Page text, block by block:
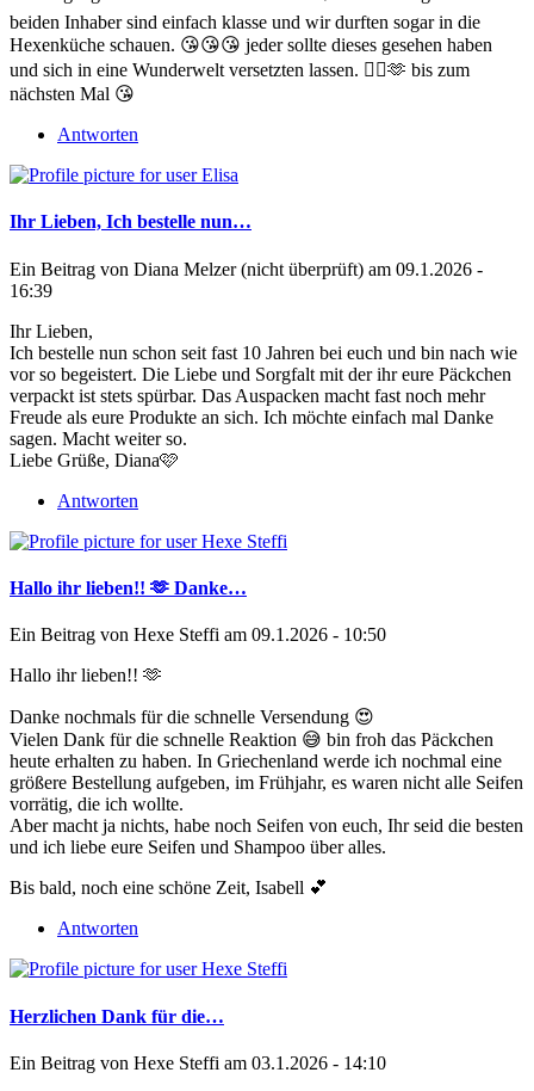
beiden Inhaber sind einfach klasse und wir durften sogar in die
Hexenküche schauen. 😘😘😘 jeder sollte dieses gesehen haben
und sich in eine Wunderwelt versetzten lassen. 🧙‍♀️🫶 bis zum
nächsten Mal 😘
Antworten
Ihr Lieben, Ich bestelle nun…
Ein Beitrag von Diana Melzer (nicht überprüft) am 09.1.2026 -
16:39
Ihr Lieben,
Ich bestelle nun schon seit fast 10 Jahren bei euch und bin nach wie
vor so begeistert. Die Liebe und Sorgfalt mit der ihr eure Päckchen
verpackt ist stets spürbar. Das Auspacken macht fast noch mehr
Freude als eure Produkte an sich. Ich möchte einfach mal Danke
sagen. Macht weiter so.
Liebe Grüße, Diana🩷
Antworten
Hallo ihr lieben!! 🫶 Danke…
Ein Beitrag von Hexe Steffi am 09.1.2026 - 10:50
Hallo ihr lieben!! 🫶
Danke nochmals für die schnelle Versendung 😍
Vielen Dank für die schnelle Reaktion 😅 bin froh das Päckchen
heute erhalten zu haben. In Griechenland werde ich nochmal eine
größere Bestellung aufgeben, im Frühjahr, es waren nicht alle Seifen
vorrätig, die ich wollte.
Aber macht ja nichts, habe noch Seifen von euch, Ihr seid die besten
und ich liebe eure Seifen und Shampoo über alles.
Bis bald, noch eine schöne Zeit, Isabell 💕
Antworten
Herzlichen Dank für die…
Ein Beitrag von Hexe Steffi am 03.1.2026 - 14:10